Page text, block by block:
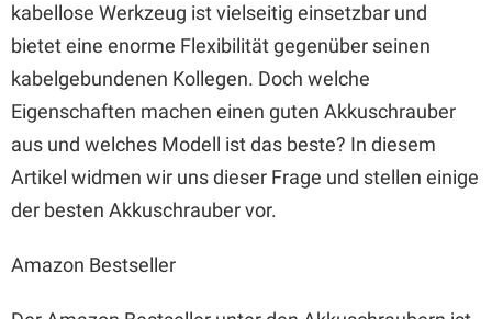
kabellose Werkzeug ist vielseitig einsetzbar und
bietet eine enorme Flexibilität gegenüber seinen
kabelgebundenen Kollegen. Doch welche
Eigenschaften machen einen guten Akkuschrauber
aus und welches Modell ist das beste? In diesem
Artikel widmen wir uns dieser Frage und stellen einige
der besten Akkuschrauber vor.
Amazon Bestseller